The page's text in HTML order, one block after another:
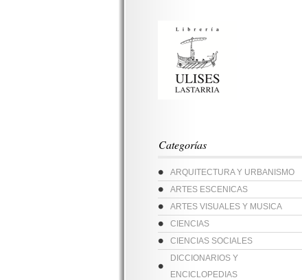
Categorías
ARQUITECTURA Y URBANISMO
ARTES ESCENICAS
ARTES VISUALES Y MUSICA
CIENCIAS
CIENCIAS SOCIALES
DICCIONARIOS Y
ENCICLOPEDIAS